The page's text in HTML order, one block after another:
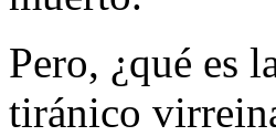
Pero, ¿qué es
tiránico